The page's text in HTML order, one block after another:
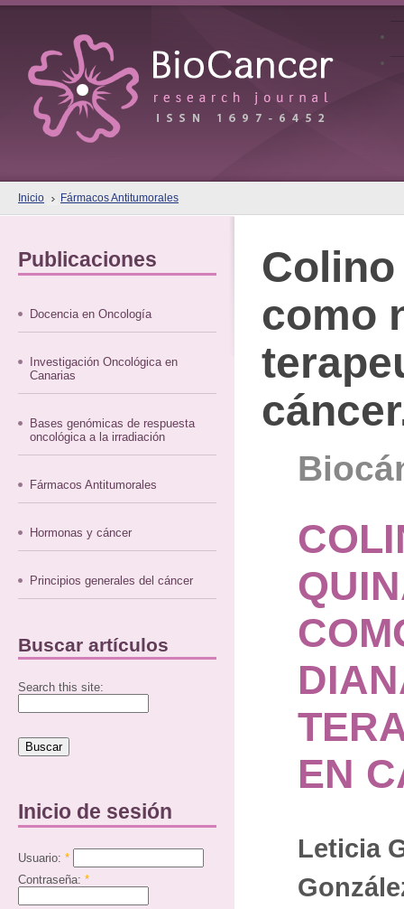
Inicio Fármacos Antitumorales
Publicaciones
Docencia en Oncología
Investigación Oncológica en
Canarias
Bases genómicas de respuesta
oncológica a la irradiación
Fármacos Antitumorales
Hormonas y cáncer
Principios generales del cáncer
Buscar artículos
Search this site:
Inicio de sesión
Usuario: *
Contraseña: *
como
EN
Leticia